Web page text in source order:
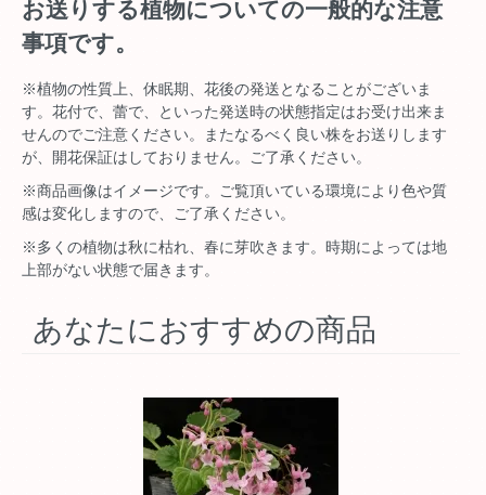
お送りする植物についての一般的な注意
事項です。
※植物の性質上、休眠期、花後の発送となることがございま
す。花付で、蕾で、といった発送時の状態指定はお受け出来ま
せんのでご注意ください。またなるべく良い株をお送りします
が、開花保証はしておりません。ご了承ください。
※商品画像はイメージです。ご覧頂いている環境により色や質
感は変化しますので、ご了承ください。
※多くの植物は秋に枯れ、春に芽吹きます。時期によっては地
上部がない状態で届きます。
あなたにおすすめの商品